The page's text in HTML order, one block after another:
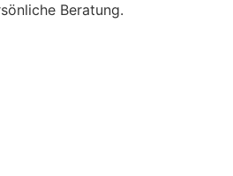
Beratung.